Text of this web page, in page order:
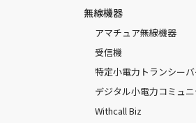
無線機器
アマチュア無線機器
受信機
特定小電力トランシー
デジタル小電力コミュ
Withcall Biz